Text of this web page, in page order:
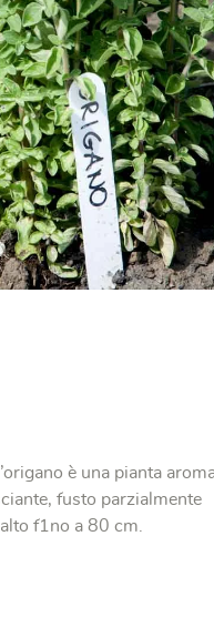
è una pianta
fusto parzialmente
f1no a 80 cm.